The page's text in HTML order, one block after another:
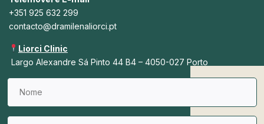
+351 925 632 299
contacto@dramilenaliorci.pt
Liorci Clinic
Largo Alexandre Sá Pinto 44 B4 – 4050-027 Porto